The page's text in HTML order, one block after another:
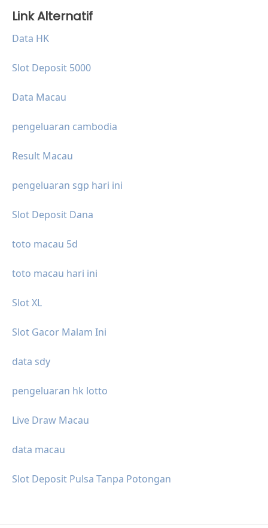
Link Alternatif
Data HK
Slot Deposit 5000
Data Macau
pengeluaran cambodia
Result Macau
pengeluaran sgp hari ini
Slot Deposit Dana
toto macau 5d
toto macau hari ini
Slot XL
Slot Gacor Malam Ini
data sdy
pengeluaran hk lotto
Live Draw Macau
data macau
Slot Deposit Pulsa Tanpa Potongan